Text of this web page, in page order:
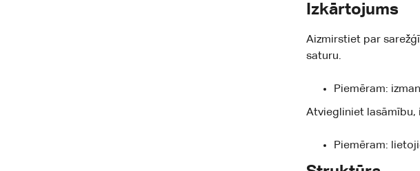
Izkārtojums
Aizmirstiet par
saturu.
Piemēram:
Atviegliniet lasāmību,
Piemēram: